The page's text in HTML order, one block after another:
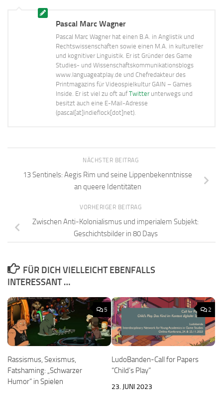
Pascal Marc Wagner
Pascal Marc Wagner hat einen B.A. in Anglistik und
Rechtswissenschaften sowie einen M.A. in kultureller
und kognitiver Linguistik. Er ist Gründer des Game
Studies- und Wissenschaftskommunikationsblogs
www.languageatplay.de und Chefredakteur des
Printmagazins für Videospielkultur GAIN – Games
Inside. Er ist viel zu oft aufTwitterunterwegs und
besitzt auch eine E-Mail-Adresse
(pascal[at]indieflock[dot]net).
NÄCHSTER BEITRAG
13 Sentinels: Aegis Rim und seine Lippenbekenntnisse
an queere Identitäten
VORHERIGER BEITRAG
Zwischen Anti-Kolonialismus und imperialem Subjekt:
Geschichtsbilder in 80 Days
FÜR DICH VIELLEICHT EBENFALLS
INTERESSANT …
5
Rassismus, Sexismus,
Fatshaming: „Schwarzer
Humor“ in Spielen
2
LudoBanden-Call for Papers
“Child’s Play”
23. JUNI 2023